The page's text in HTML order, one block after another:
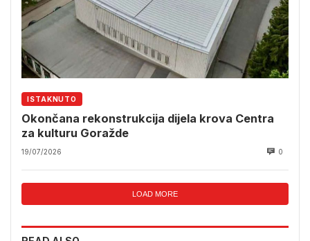
ISTAKNUTO
Okončana rekonstrukcija dijela krova Centra
za kulturu Goražde
19/07/2026 0
LOAD MORE